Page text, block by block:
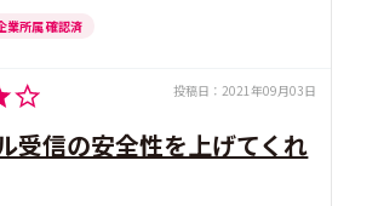
業所属 確認済
投稿日： 2021年09月03日
受信の安全性を上げてくれ